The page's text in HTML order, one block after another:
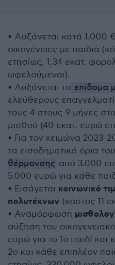
• Αυξάνεται κατά 1.000
οικογένειες με παιδιά
ετησίως, 1,34 εκατ.
ωφελούμενοι).
• Αυξάνεται το επίδομα
ελεύθερους
τους 4 στους 9 μήνες
μισθού (40 εκατ. ευρώ
• Για τον χειμώνα
τα εισοδηματικά όρια του
θέρμανσης από 3.000
5.000 ευρώ για κάθε
• Εισάγεται κοινωνικό
πολυτέκνων (κόστος 11
• Αναμόρφωση
αύξηση του
ευρώ για το 1ο παιδί
2ο και κάθε επιπλέον